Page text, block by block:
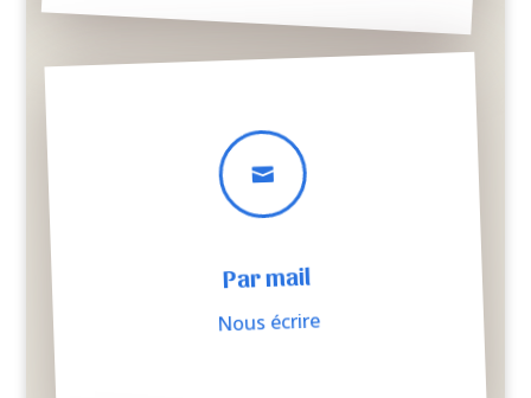

Par mail
Nous écrire